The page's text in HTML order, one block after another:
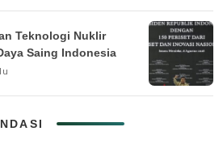
Teknologi Nuklir
Saing Indonesia